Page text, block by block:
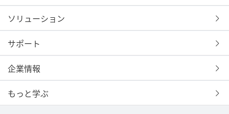
ソリューション
サポート
企業情報
もっと学ぶ